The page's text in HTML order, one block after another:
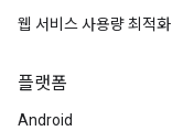
웹 서비스 사용량 최적화
플랫폼
Android